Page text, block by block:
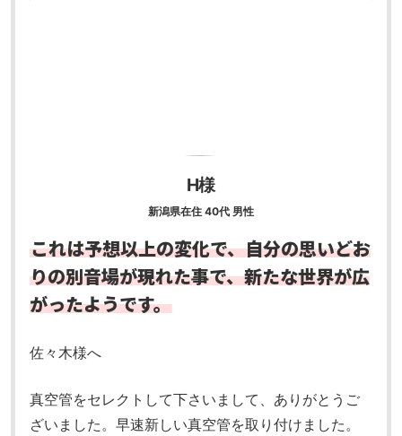
H様
新潟県在住 40代 男性
これは予想以上の変化で、自分の思いどお
りの別音場が現れた事で、新たな世界が広
がったようです。
佐々木様へ
真空管をセレクトして下さいまして、ありがとうご
ざいました。早速新しい真空管を取り付けました。